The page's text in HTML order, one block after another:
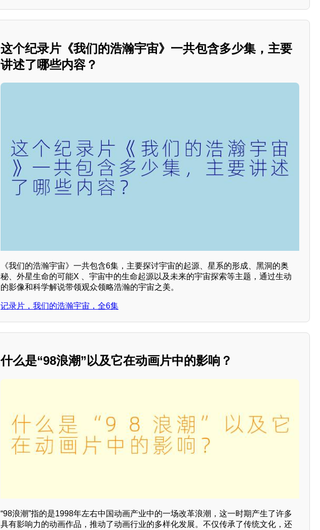
这个纪录片《我们的浩瀚宇宙》一共包含多少集，主要
讲述了哪些内容？
《我们的浩瀚宇宙》一共包含6集，主要探讨宇宙的起源、星系的形成、黑洞的奥
秘、外星生命的可能X 、宇宙中的生命起源以及未来的宇宙探索等主题，通过生动
的影像和科学解说带领观众领略浩瀚的宇宙之美。
记录片，我们的浩瀚宇宙，全6集
什么是“98浪潮”以及它在动画片中的影响？
“98浪潮”指的是1998年左右中国动画产业中的一场改革浪潮，这一时期产生了许多
具有影响力的动画作品，推动了动画行业的多样化发展。不仅传承了传统文化，还